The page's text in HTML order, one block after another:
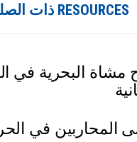
RESOURCES ذات الصلة
مشاة البحرية في
المحاربين في